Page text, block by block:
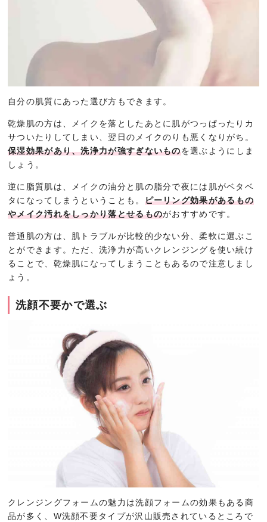
自分の肌質にあった選び方もできます。
乾燥肌の方は、メイクを落としたあとに肌がつっぱったりカ
サついたりしてしまい、翌日のメイクのりも悪くなりがち。
保湿効果があり、洗浄力が強すぎないものを選ぶようにしま
しょう。
逆に脂質肌は、メイクの油分と肌の脂分で夜には肌がベタベ
タになってしまうということも。 ピーリング効果があるもの
やメイク汚れをしっかり落とせるものがおすすめです。
普通肌の方は、肌トラブルが比較的少ない分、柔軟に選ぶこ
とができます。ただ、洗浄力が高いクレンジングを使い続け
ることで、乾燥肌になってしまうこともあるので注意しまし
ょう。
洗顔不要かで選ぶ
クレンジングフォームの魅力は洗顔フォームの効果もある商
品が多く、W洗顔不要タイプが沢山販売されているところで